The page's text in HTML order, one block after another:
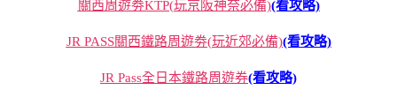
關西周遊劵KTP(玩京阪神奈必備)(看攻略)
JR PASS關西鐵路周遊劵(玩近郊必備)(看攻略)
JR Pass全日本鐵路周遊券(看攻略)